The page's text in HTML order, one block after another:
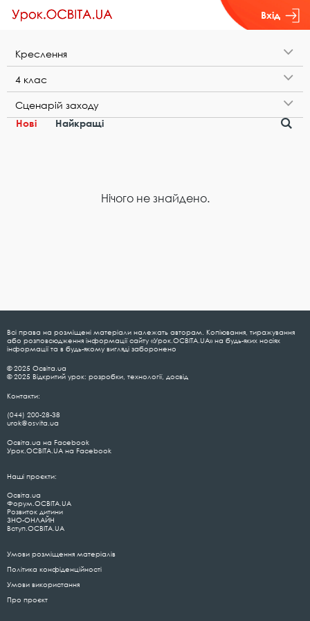
Вхід
К​р​е​с​л​е​н​н​я
4​ ​к​л​а​с
С​ц​е​н​а​р​і​й​ ​з​а​х​о​д​у
Нові
Найкращі
Нічого не знайдено.
Всі права на розміщені матеріали належать авторам. Копіювання, тиражування
або розповсюдження інформації сайту «Урок.ОСВІТА.UA» на будь-яких носіях
інформації та в будь-якому вигляді заборонено
© 2025 Освіта.ua
© 2025 Відкритий урок: розробки, технології, досвід
Контакти:
(044) 200-28-38
urok@osvita.ua
Освіта.ua на Facebook
Урок.ОСВІТА.UA на Facebook
Наші проєкти:
Освіта.ua
Форум.ОСВІТА.UA
Розвиток дитини
ЗНО-ОНЛАЙН
Вступ.ОСВІТА.UA
Умови розміщення матеріалів
Політика конфіденційності
Умови використання
Про проєкт